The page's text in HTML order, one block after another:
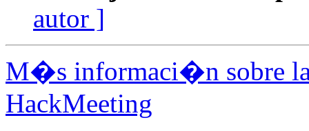
autor ]
M�s informaci�n sobre
HackMeeting